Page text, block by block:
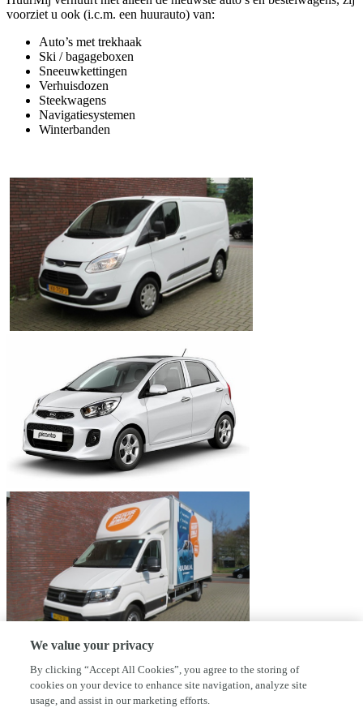
voorziet u ook (i.c.m. een huurauto) van:
Auto’s met trekhaak
Ski / bagageboxen
Sneeuwkettingen
Verhuisdozen
Steekwagens
Navigatiesystemen
Winterbanden
We value your privacy
By clicking “Accept All Cookies”, you agree to the storing of
cookies on your device to enhance site navigation, analyze site
usage, and assist in our marketing efforts.